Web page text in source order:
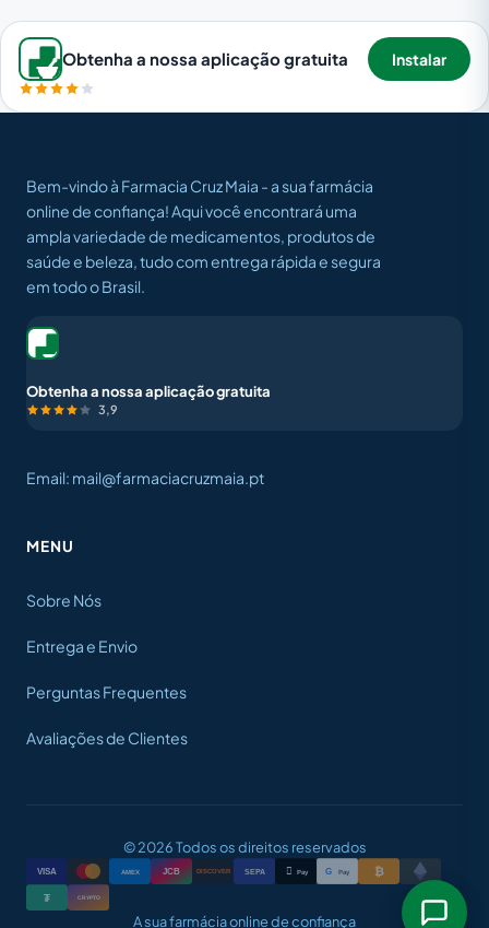
Obtenha a nossa aplicação gratuita Instalar
Bem-vindo à Farmacia Cruz Maia - a sua farmácia
online de confiança! Aqui você encontrará uma
ampla variedade de medicamentos, produtos de
saúde e beleza, tudo com entrega rápida e segura
em todo o Brasil.
Obtenha a nossa aplicação gratuita
3,9
Email: mail@farmaciacruzmaia.pt
MENU
Sobre Nós
Entrega e Envio
Perguntas Frequentes
Avaliações de Clientes
© 2026 Todos os direitos reservados
VISA AMEX JCB DISCOVER SEPA  Pay G Pay ₿
₮ CRYPTO
A sua farmácia online de confiança